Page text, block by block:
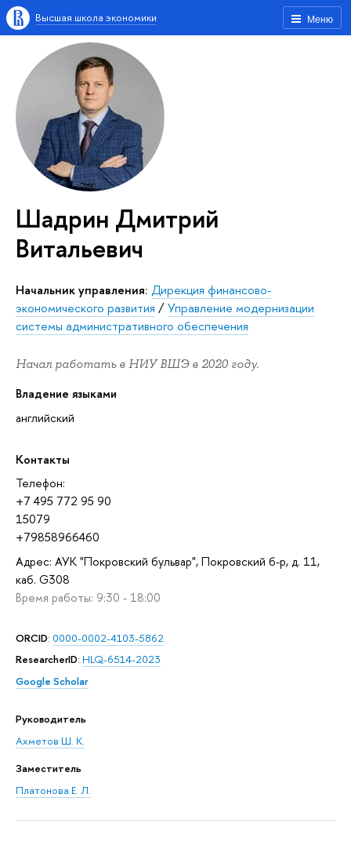
Меню
Высшая школа экономики
Шадрин Дмитрий
Витальевич
Начальник управления: Дирекция финансово-
экономического развития /Управление модернизации
системы административного обеспечения
Начал работать в НИУ ВШЭ в 2020 году.
Владение языками
английский
Контакты
Телефон:
+7 495 772 95 90
15079
+79858966460
Адрес: АУК "Покровский бульвар", Покровский б-р, д. 11,
каб. G308
Время работы: 9:30 - 18:00
ORCID: 0000-0002-4103-5862
ResearcherID: HLQ-6514-2023
Google Scholar
Руководитель
Ахметов Ш. К.
Заместитель
Платонова Е. Л.